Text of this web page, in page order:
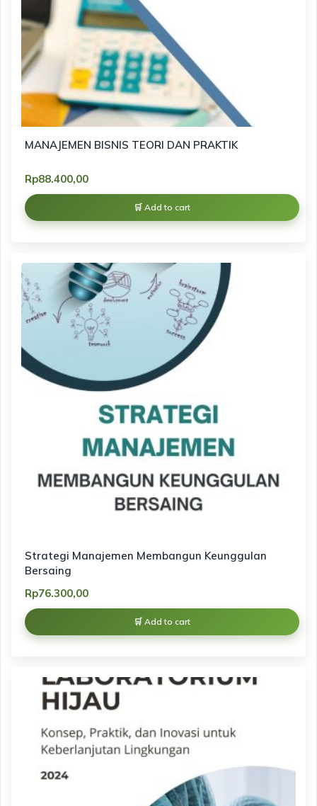
MANAJEMEN BISNIS TEORI DAN PRAKTIK
Rp88.400,00
Add to cart
Strategi Manajemen Membangun Keunggulan
Bersaing
Rp76.300,00
Add to cart